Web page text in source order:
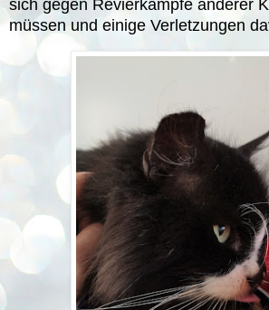
sich gegen Revierkämpfe anderer
müssen und einige Verletzungen